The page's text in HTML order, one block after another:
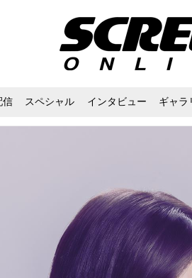
信 スペシャル インタビュー ギャラ